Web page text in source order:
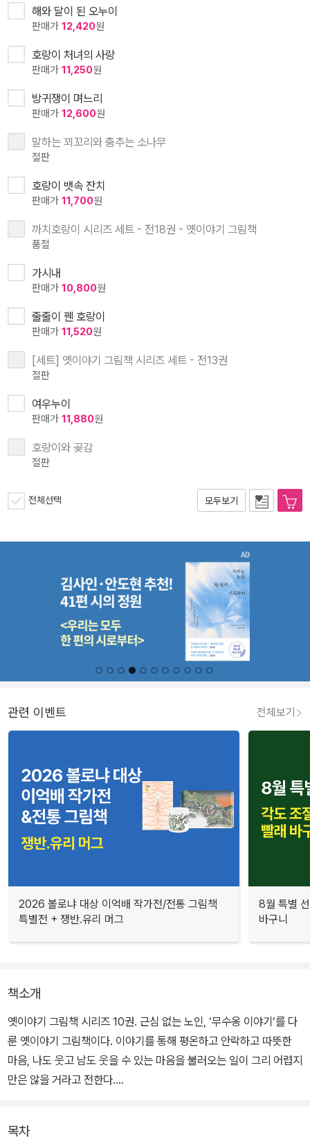
해와 달이 된 오누이
판매가 12,420원
호랑이 처녀의 사랑
판매가 11,250원
방귀쟁이 며느리
판매가 12,600원
말하는 꾀꼬리와 춤추는 소나무
절판
호랑이 뱃속 잔치
판매가 11,700원
까치호랑이 시리즈 세트 - 전18권 - 옛이야기 그림책
품절
가시내
판매가 10,800원
줄줄이 꿴 호랑이
판매가 11,520원
[세트] 옛이야기 그림책 시리즈 세트 - 전13권
절판
여우누이
판매가 11,880원
호랑이와 곶감
절판
전체선택 모두보기
관련 이벤트 전체보기
2026 볼로냐 대상 이억배 작가전/전통 그림책
특별전 + 쟁반.유리 머그
8월 특별
바구니
책소개
옛이야기 그림책 시리즈 10권. 근심 없는 노인, ‘무수옹 이야기’를 다
룬 옛이야기 그림책이다. 이야기를 통해 평온하고 안락하고 따뜻한
마음, 나도 웃고 남도 웃을 수 있는 마음을 불러오는 일이 그리 어렵지
만은 않을 거라고 전한다.
불허한다. 길가다 똥을 밟아도 거름에 보태면 되겠다고 허허, 누가 시
목차